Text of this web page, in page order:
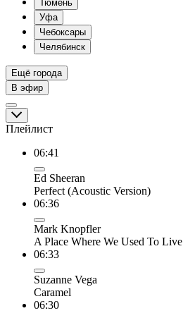
Тюмень
Уфа
Чебоксары
Челябинск
Ещё города
В эфир
Плейлист
06:41
Ed Sheeran
Perfect (Acoustic Version)
06:36
Mark Knopfler
A Place Where We Used To Live
06:33
Suzanne Vega
Caramel
06:30